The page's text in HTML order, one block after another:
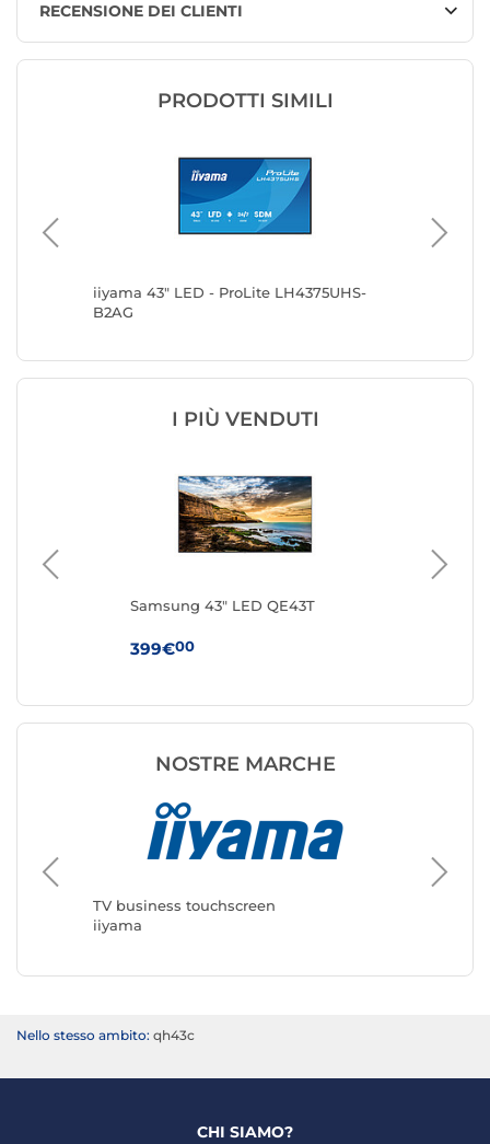
RECENSIONE DEI CLIENTI
PRODOTTI SIMILI
iiyama 43" LED - ProLite LH4375UHS-
B2AG
I PIÙ VENDUTI
Samsung 43" LED QE43T
399€00
NOSTRE MARCHE
TV business touchscreen
iiyama
Nello stesso ambito: qh43c
CHI SIAMO?